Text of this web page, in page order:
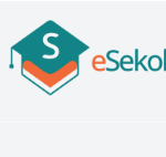
You are here: